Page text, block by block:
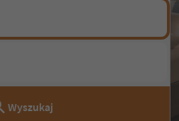
Wyszukaj